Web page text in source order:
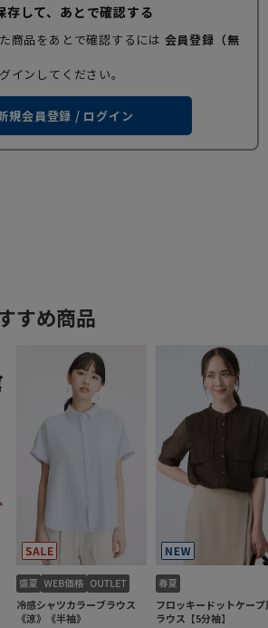
存して、あとで確認する
商品をあとで確認するには 会員登録（無
インしてください。
規会員登録 / ログイン